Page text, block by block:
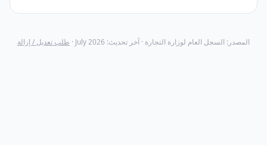
المصدر: السجل العام لوزارة التجارة · آخر تحديث: July 2026 · طلب تعديل / إزالة